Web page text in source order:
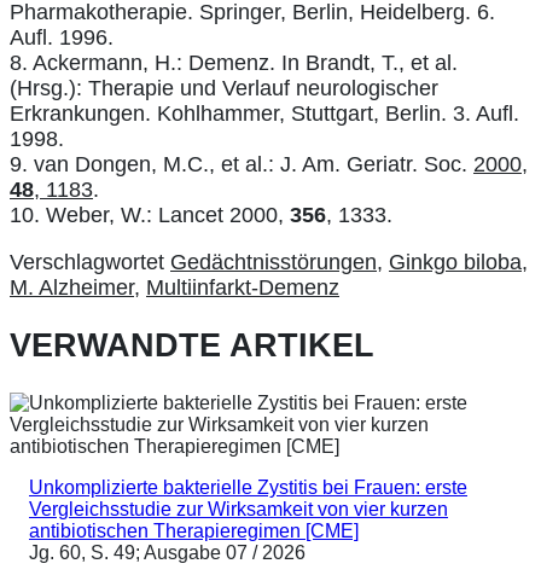
Pharmakotherapie. Springer, Berlin, Heidelberg. 6.
Aufl. 1996.
8. Ackermann, H.: Demenz. In Brandt, T., et al.
(Hrsg.): Therapie und Verlauf neurologischer
Erkrankungen. Kohlhammer, Stuttgart, Berlin. 3. Aufl.
1998.
9. van Dongen, M.C., et al.: J. Am. Geriatr. Soc. 2000,
48, 1183.
10. Weber, W.: Lancet 2000, 356, 1333.
Verschlagwortet Gedächtnisstörungen, Ginkgo biloba,
M. Alzheimer, Multiinfarkt-Demenz
VERWANDTE ARTIKEL
Unkomplizierte bakterielle Zystitis bei Frauen: erste
Vergleichsstudie zur Wirksamkeit von vier kurzen
antibiotischen Therapieregimen [CME]
Jg. 60, S. 49; Ausgabe 07 / 2026